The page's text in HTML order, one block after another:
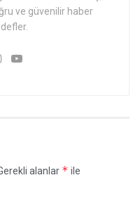
ve güvenilir haber
alanlar * ile